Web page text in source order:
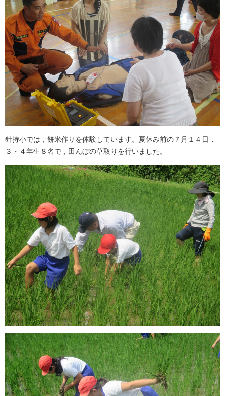
針持小では，餅米作りを体験しています。夏休み前の７月１４日，
３・４年生８名で，田んぼの草取りを行いました。